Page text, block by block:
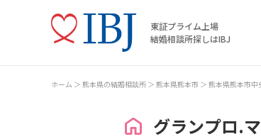
東証プライム上場
結婚相談所探しはIBJ
ホーム 熊本県の結婚相談所 熊本県熊本市 熊本県熊本市中
グランプロ.